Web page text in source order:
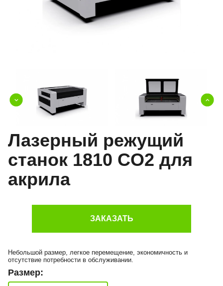
Лазерный режущий
станок 1810 CO2 для
акрила
ЗАКАЗАТЬ
Небольшой размер, легкое перемещение, экономичность и
отсутствие потребности в обслуживании.
Размер: